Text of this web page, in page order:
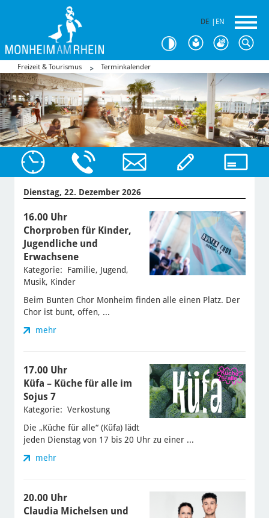
DE EN
Freizeit & Tourismus Terminkalender
Dienstag, 22. Dezember 2026
16.00 Uhr
Chorproben für Kinder,
Jugendliche und
Erwachsene
Kategorie: Familie, Jugend,
Musik, Kinder
Beim Bunten Chor Monheim finden alle einen Platz. Der
Chor ist bunt, offen, ...
mehr
17.00 Uhr
Küfa – Küche für alle im
Sojus 7
Kategorie: Verkostung
Die „Küche für alle“ (Küfa) lädt
jeden Dienstag von 17 bis 20 Uhr zu einer ...
mehr
20.00 Uhr
Claudia Michelsen und